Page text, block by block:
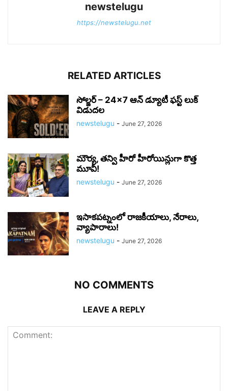
newstelugu
https://newstelugu.net
RELATED ARTICLES
సోల్జర్ – 24×7 ఆన్ డ్యూటీ ఫస్ట్ లుక్
విడుదల
newstelugu - June 27, 2026
మౌర్య‌, త‌న్వి హీరో హీరోయిన్లుగా కొత్త
మూవీ!
newstelugu - June 27, 2026
ఇసాకపట్నంలో రాజ‌కీయాలు, నేరాలు,
వ్యాపారాలు!
newstelugu - June 27, 2026
NO COMMENTS
LEAVE A REPLY